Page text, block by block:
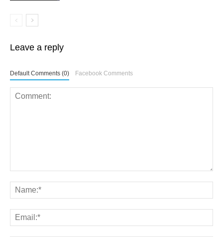
Leave a reply
Default Comments (0) Facebook Comments